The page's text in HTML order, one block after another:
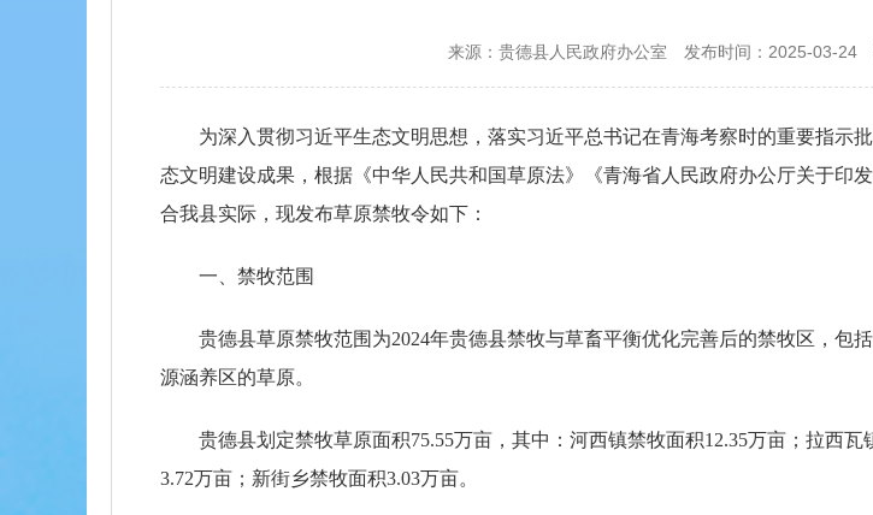
来源：贵德县人民政府办公室 发布时间：2025-03-24
为深入贯彻习近平生态文明思想，落实习近平总书记在青海考察时的重要指示
态文明建设成果，根据《中华人民共和国草原法》《青海省人民政府办公厅关于印
合我县实际，现发布草原禁牧令如下：
一、禁牧范围
贵德县草原禁牧范围为2024年贵德县禁牧与草畜平衡优化完善后的禁牧区，包
源涵养区的草原。
贵德县划定禁牧草原面积75.55万亩，其中：河西镇禁牧面积12.35万亩；拉西
3.72万亩；新街乡禁牧面积3.03万亩。